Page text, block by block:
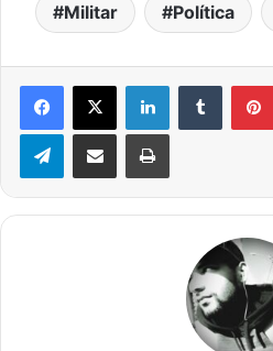
Militar Política
Facebook
X LinkedinTumblr
TelegramCompartilhar via e-mail Imprimir